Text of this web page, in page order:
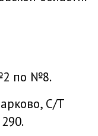
по №8.
С/Т